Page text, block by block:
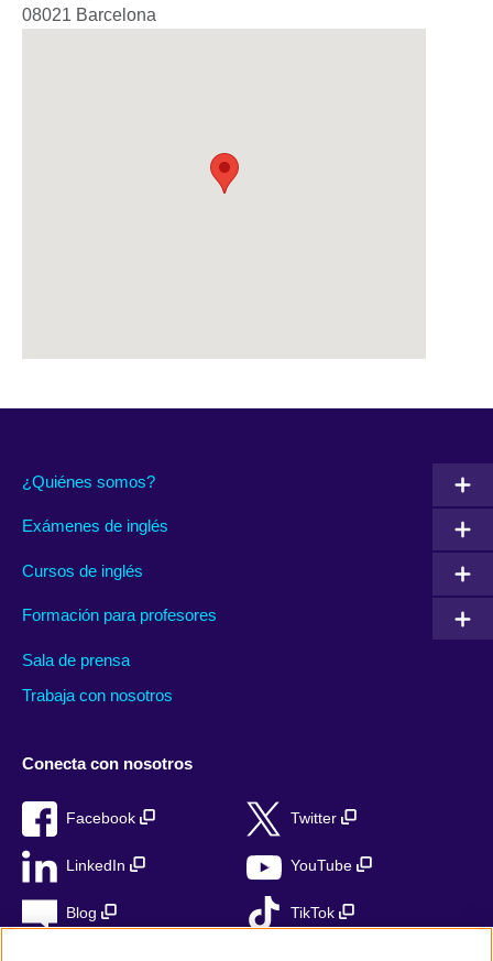
08021 Barcelona
¿Quiénes somos?
Exámenes de inglés
Cursos de inglés
Formación para profesores
Sala de prensa
Trabaja con nosotros
Conecta con nosotros
Facebook Twitter
LinkedIn YouTube
Blog TikTok